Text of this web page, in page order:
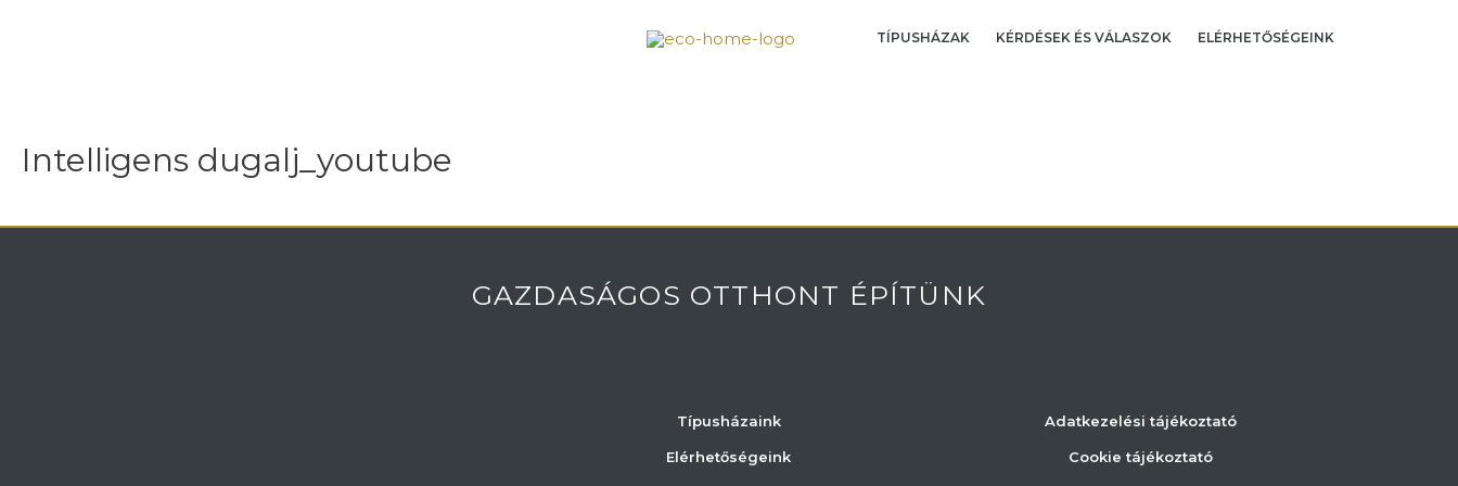
TÍPUSHÁZAK KÉRDÉSEK ÉS VÁLASZOK ELÉRHETŐSÉGEINK
Intelligens dugalj_youtube
GAZDASÁGOS OTTHONT ÉPÍTÜNK
Típusházaink
Elérhetőségeink
Adatkezelési tájékoztató
Cookie tájékoztató